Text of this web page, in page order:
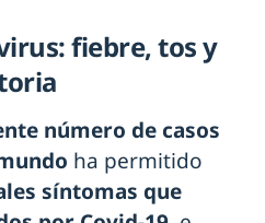
fiebre, tos y
número de casos
ha permitido
síntomas que